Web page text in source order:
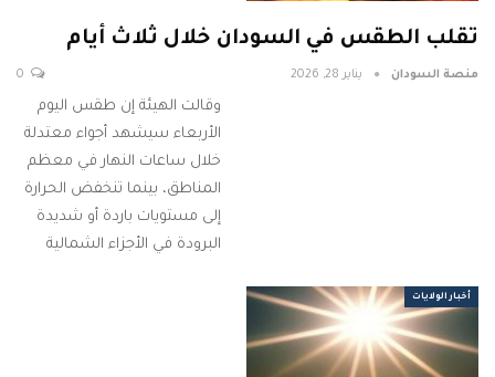
تقلب الطقس في السودان خلال ثلاث أيام
منصة السودان يناير 28, 2026
وقالت الهيئة إن طقس اليوم
الأربعاء سيشهد أجواء معتدلة
خلال ساعات النهار في معظم
المناطق، بينما تنخفض الحرارة
إلى مستويات باردة أو شديدة
البرودة في الأجزاء الشمالية
أخبار الولايات